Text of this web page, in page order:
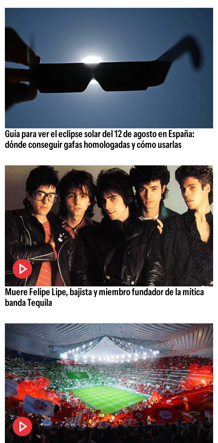
Guía para ver el eclipse solar del 12 de agosto en España:
dónde conseguir gafas homologadas y cómo usarlas
Muere Felipe Lipe, bajista y miembro fundador de la mítica
banda Tequila